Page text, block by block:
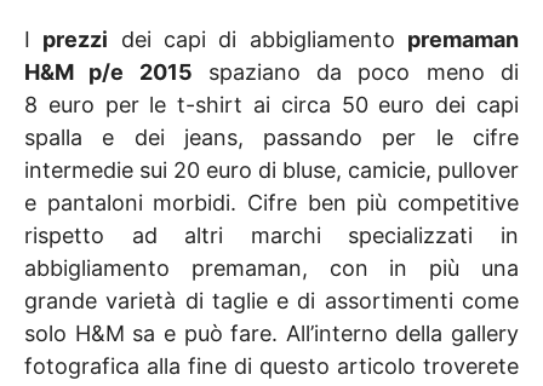
I prezzi dei capi di abbigliamento premaman
H&M p/e 2015 spaziano da poco meno di
8 euro per le t-shirt ai circa 50 euro dei capi
spalla e dei jeans, passando per le cifre
intermedie sui 20 euro di bluse, camicie, pullover
e pantaloni morbidi. Cifre ben più competitive
rispetto ad altri marchi specializzati in
abbigliamento premaman, con in più una
grande varietà di taglie e di assortimenti come
solo H&M sa e può fare. All’interno della gallery
fotografica alla fine di questo articolo troverete